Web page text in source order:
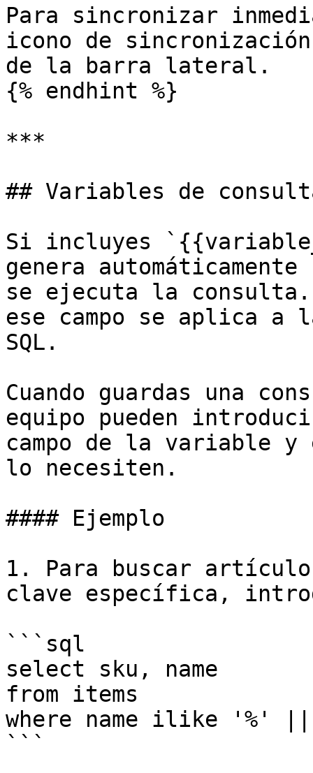
Para sincronizar
icono de
de la barra lateral.
{% endhint %}
***
## Variables de
Si incluyes
genera
se ejecuta la
ese campo se aplica
SQL.
Cuando guardas una
equipo pueden
campo de la variable
lo necesiten.
#### Ejemplo
1. Para buscar
clave específica,
```sql
select sku, name
from items
where name ilike '%'
```